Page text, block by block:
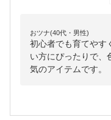
おツナ(40代・男性)
初心者でも育てやす
い方にぴったりで、
気のアイテムです。